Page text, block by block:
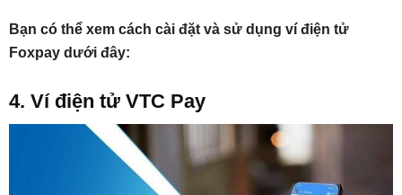
Bạn có thể xem cách cài đặt và sử dụng ví điện tử
Foxpay dưới đây:
4. Ví điện tử VTC Pay